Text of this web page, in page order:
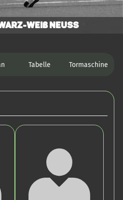
Weiß Neuss
Tabelle Tormaschine